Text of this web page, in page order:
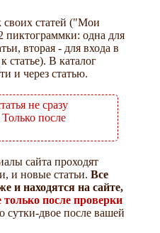
своих статей ("Мои
пиктограммки: одна для
вторая - для входа в
статье). В каталог
и через статью.
не сразу
после
сайта проходят
и новые статьи.Все
и находятся на сайте,
после проверки
сутки-двое после вашей